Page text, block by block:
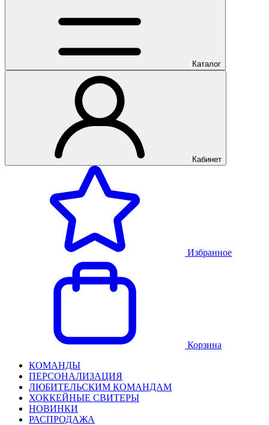
Каталог
Кабинет
Избранное
Корзина
КОМАНДЫ
ПЕРСОНАЛИЗАЦИЯ
ЛЮБИТЕЛЬСКИМ КОМАНДАМ
ХОККЕЙНЫЕ СВИТЕРЫ
НОВИНКИ
РАСПРОДАЖА